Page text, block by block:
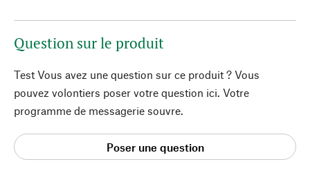
Question sur le produit
Test Vous avez une question sur ce produit ? Vous
pouvez volontiers poser votre question ici. Votre
programme de messagerie souvre.
Poser une question